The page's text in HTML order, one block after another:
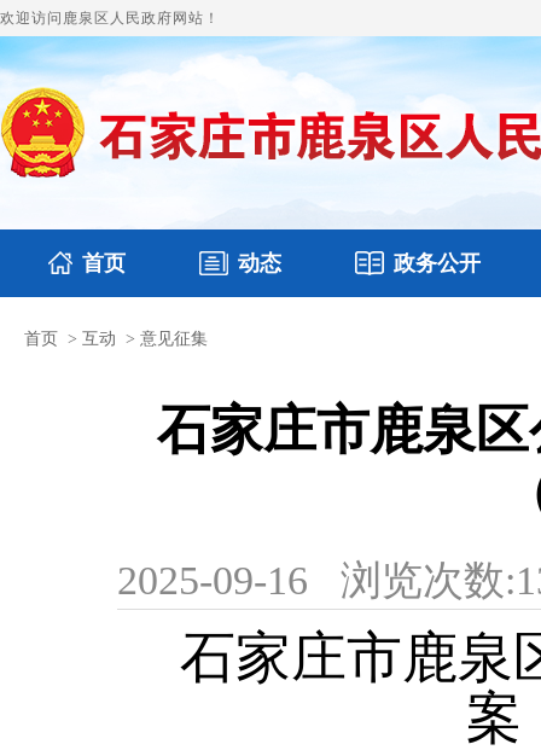
欢迎访问鹿泉区人民政府网站！
首页 动态
国务要闻
政务公开
本区文件
首页 > 互动 > 意见征集
石家庄市鹿泉
2025-09-16 浏览次数:
石家庄市鹿泉
案